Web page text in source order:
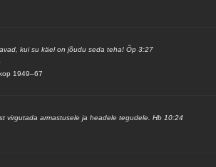
kui su käel on jõudu seda teha! Õp 3:27
1949–67
virgutada armastusele ja headele tegudele. Hb 10:24